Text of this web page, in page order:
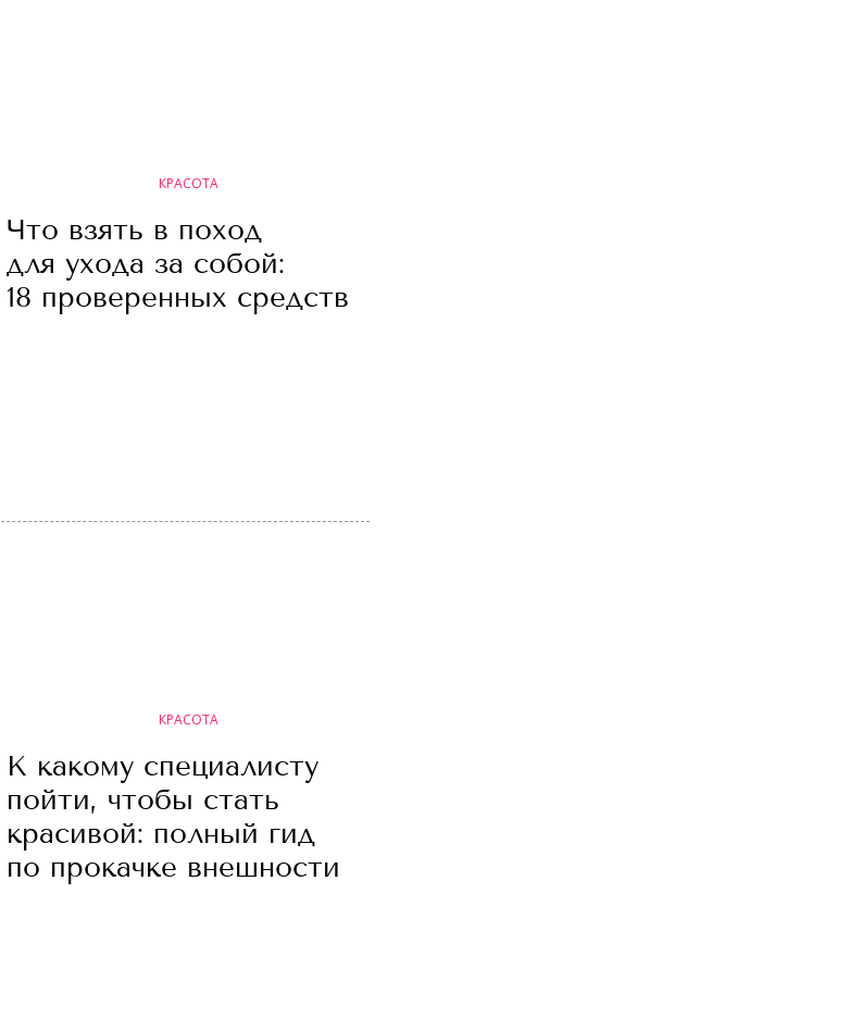
КРАСОТА
Что взять в поход
для ухода за собой:
18 проверенных средств
КРАСОТА
К какому специалисту
пойти, чтобы стать
красивой: полный гид
по прокачке внешности